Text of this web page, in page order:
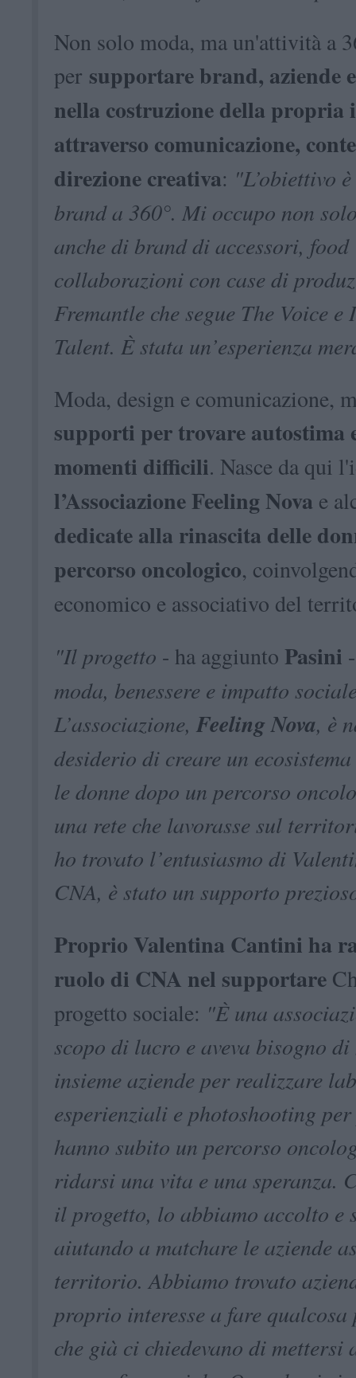
Non solo moda, ma un'attività a
per supportare brand, aziende
nella costruzione della propria
attraverso comunicazione,
direzione creativa: "L’obiettivo
brand a 360°. Mi occupo non
anche di brand di accessori, food
collaborazioni con case di
Fremantle che segue The Voice e
Talent. È stata un’esperienza
Moda, design e comunicazione,
supporti per trovare autostima
momenti difficili. Nasce da qui
l’Associazione Feeling Nova e
dedicate alla rinascita delle
percorso oncologico,
economico e associativo del
"Il progetto - ha aggiunto Pasini
moda, benessere e impatto
L’associazione, Feeling Nova, è
desiderio di creare un
le donne dopo un percorso
una rete che lavorasse sul
ho trovato l’entusiasmo di
CNA, è stato un supporto
Proprio Valentina Cantini ha
ruolo di CNA nel supportare
progetto sociale: "È una
scopo di lucro e aveva bisogno di
insieme aziende per realizzare
esperienziali e photoshooting per
hanno subito un percorso
ridarsi una vita e una speranza.
il progetto, lo abbiamo accolto e
aiutando a matchare le aziende
territorio. Abbiamo trovato
proprio interesse a fare
che già ci chiedevano di mettersi